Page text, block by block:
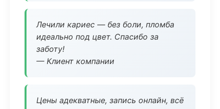
Лечили кариес — без боли, пломба
идеально под цвет. Спасибо за
заботу!
— Клиент компании
Цены адекватные, запись онлайн, всё